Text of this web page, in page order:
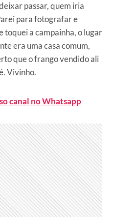
passar, quem iria
para fotografar e
toquei a campainha, o lugar
era uma casa comum,
que o frango vendido ali
Vivinho.
canal no Whatsapp